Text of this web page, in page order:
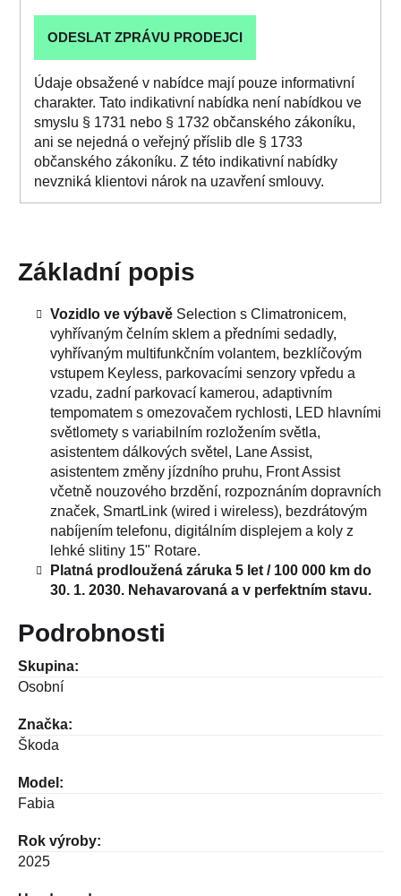
Údaje obsažené v nabídce mají pouze informativní
charakter. Tato indikativní nabídka není nabídkou ve
smyslu § 1731 nebo § 1732 občanského zákoníku,
ani se nejedná o veřejný příslib dle § 1733
občanského zákoníku. Z této indikativní nabídky
nevzniká klientovi nárok na uzavření smlouvy.
Základní popis
Vozidlo ve výbavě Selection s Climatronicem,
vyhřívaným čelním sklem a předními sedadly,
vyhřívaným multifunkčním volantem, bezklíčovým
vstupem Keyless, parkovacími senzory vpředu a
vzadu, zadní parkovací kamerou, adaptivním
tempomatem s omezovačem rychlosti, LED hlavními
světlomety s variabilním rozložením světla,
asistentem dálkových světel, Lane Assist,
asistentem změny jízdního pruhu, Front Assist
včetně nouzového brzdění, rozpoznáním dopravních
značek, SmartLink (wired i wireless), bezdrátovým
nabíjením telefonu, digitálním displejem a koly z
lehké slitiny 15" Rotare.
Platná prodloužená záruka 5 let / 100 000 km do
30. 1. 2030. Nehavarovaná a v perfektním stavu.
Podrobnosti
Skupina:
Osobní
Značka:
Škoda
Model:
Fabia
Rok výroby:
2025